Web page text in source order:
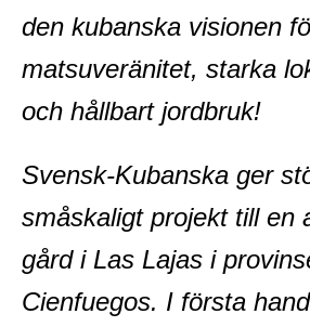
den kubanska visionen
matsuveränitet, starka
och hållbart jordbruk!
Svensk-Kubanska ger
småskaligt projekt till en
gård i Las Lajas i
Cienfuegos. I första